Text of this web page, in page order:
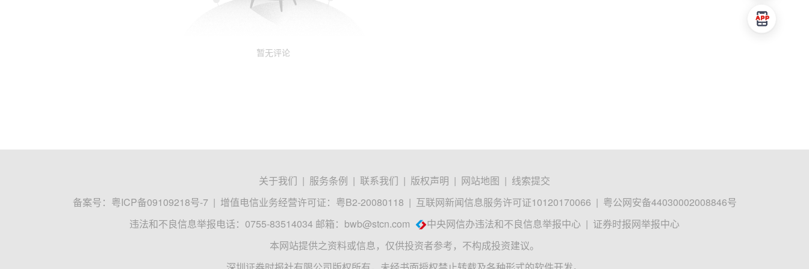
暂无评论
关于我们 | 服务条例 | 联系我们 | 版权声明 | 网站地图 | 线索提交
备案号： 粤ICP备09109218号-7 | 增值电信业务经营许可证：粤B2-20080118 | 互联网新闻信息服务许可证10120170066 | 粤公网安备44030002008846号
违法和不良信息举报电话：0755-83514034 邮箱： bwb@stcn.com 中央网信办违法和不良信息举报中心 | 证券时报网举报中心
本网站提供之资料或信息，仅供投资者参考，不构成投资建议。